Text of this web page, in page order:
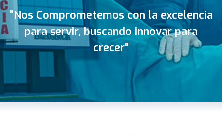
"Nos Comprometemos con la excelencia
para servir, buscando innovar para
crecer"